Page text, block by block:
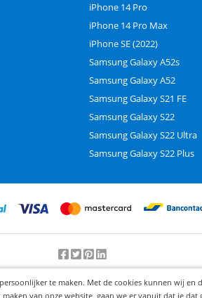
iPhone 14 Pro
iPhone 14 Pro Max
iPhone SE (2022)
Samsung Galaxy A52s
Samsung Galaxy A52
Samsung Galaxy S21 FE
Samsung Galaxy S22
Samsung Galaxy S22 Ultra
Samsung Galaxy S22 Plus
door klanten:9.2/10-25000beoordelingen
© 2012-2026 Knaak Commerce B.V.
te maken. Met de cookies kunnen wij
van onze website, gaan we er vanuit dat je